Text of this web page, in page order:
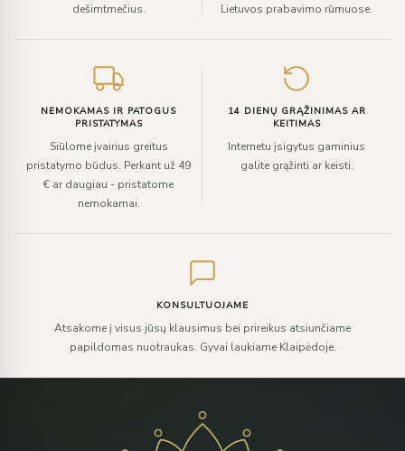
dešimtmečius.
Lietuvos prabavimo rūmuose.
NEMOKAMAS IR PATOGUS
PRISTATYMAS
Siūlome įvairius greitus
pristatymo būdus. Perkant už 49
€ ar daugiau - pristatome
nemokamai.
14 DIENŲ GRĄŽINIMAS AR
KEITIMAS
Internetu įsigytus gaminius
galite grąžinti ar keisti.
KONSULTUOJAME
Atsakome į visus jūsų klausimus bei prireikus atsiunčiame
papildomas nuotraukas. Gyvai laukiame Klaipėdoje.